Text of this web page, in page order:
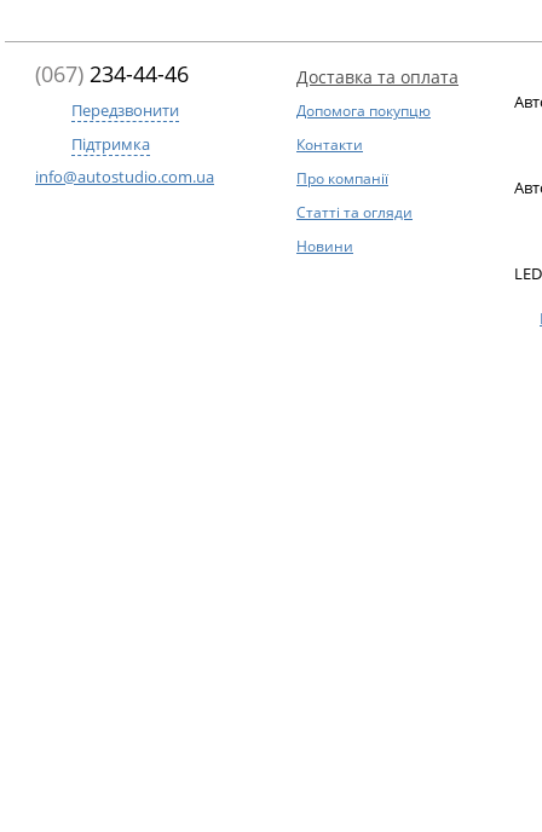
(067) 234-44-46
Передзвонити
Підтримка
info@autostudio.com.ua
Доставка та оплата
Допомога покупцю
Контакти
Про компанії
Статті та огляди
Новини